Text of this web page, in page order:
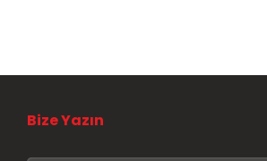
Bize Yazın